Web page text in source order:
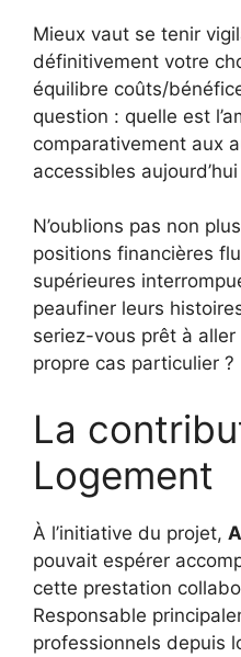
Mieux vaut se tenir
définitivement votre
équilibre coûts/
question : quelle est
comparativement aux
accessibles aujourd’hui
N’oublions pas non
positions financières
supérieures
peaufiner leurs
seriez-vous prêt à
propre cas particulier ?
La
Logement
À l’initiative du projet,
pouvait espérer
cette prestation
Responsable
professionnels depuis